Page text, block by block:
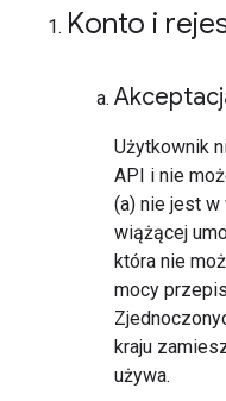
Konto i
Użytkownik
API i nie
(a) nie jest w
wiążącej
która nie
mocy
kraju
używa.